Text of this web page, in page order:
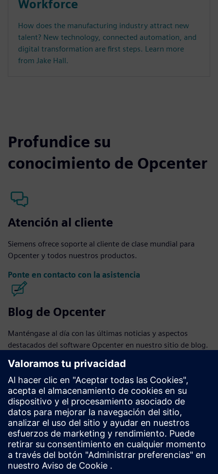
Workforce
How does the manufacturing industry attract new
talent? New technology, connected automation, and
digital transformation are first steps. Learn more
from Jake Hall.
Profundice su
conocimiento de Opcenter
Atención al cliente
Siemens ofrece soporte al cliente de clase mundial para
Opcenter y todos nuestros productos.
Ponte en contacto con la asistencia
Blog de Opcenter
Manténgase al día con las últimas noticias y aspectos
destacados del software Opcenter en nuestro sitio de blog.
Visite el blog
Comunidad Opcenter
Únase a la conversación u obtenga respuestas a todas sus
preguntas sobre el software Opcenter.
Visite la comunidad